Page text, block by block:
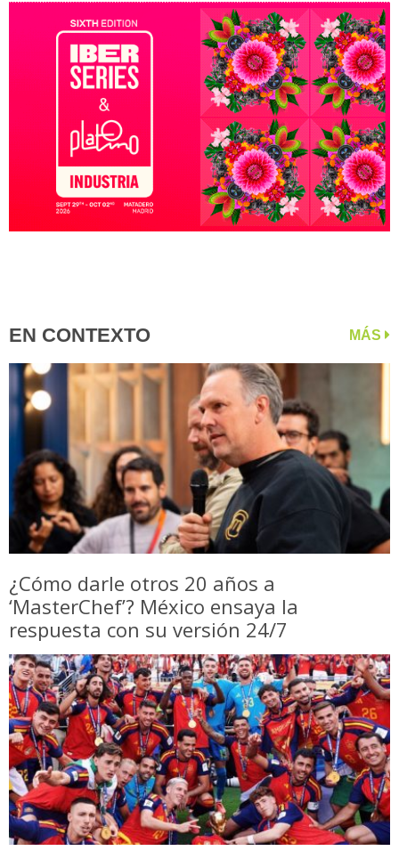
EN CONTEXTO MÁS
¿Cómo darle otros 20 años a
‘MasterChef’? México ensaya la
respuesta con su versión 24/7